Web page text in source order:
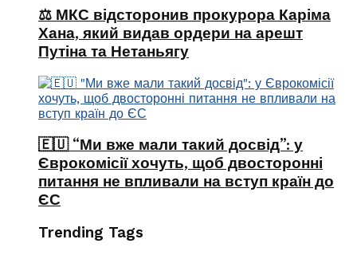
⚖️ МКС відсторонив прокурора Каріма
Хана, який видав ордери на арешт
Путіна та Нетаньягу
🇪🇺 “Ми вже мали такий досвід”: у
Єврокомісії хочуть, щоб двосторонні
питання не впливали на вступ країн до
ЄС
Trending Tags